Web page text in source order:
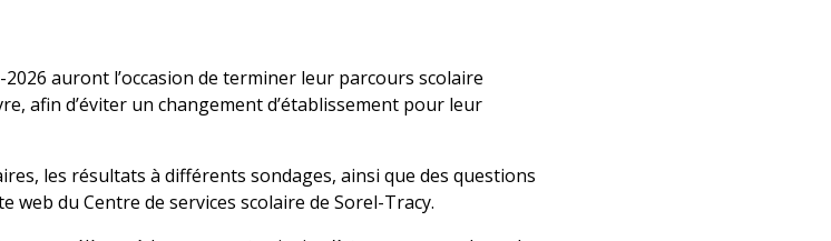
auront l’occasion de terminer leur parcours scolaire
afin d’éviter un changement d’établissement pour leur
les résultats à différents sondages, ainsi que des questions
du Centre de services scolaire de Sorel-Tracy.